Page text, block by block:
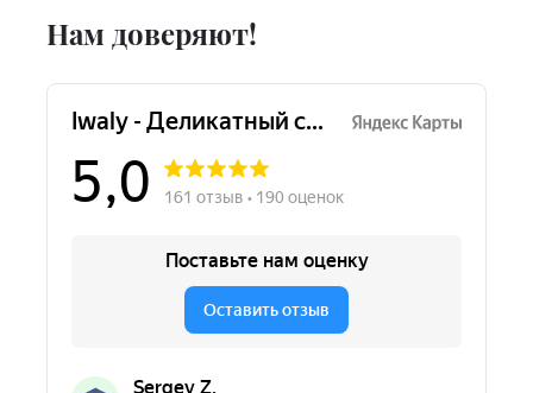
Нам доверяют!